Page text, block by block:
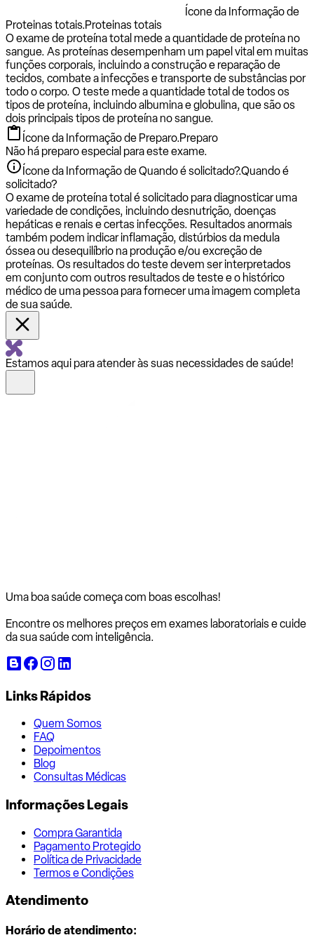
Ícone da Informação de
Proteinas totais.Proteinas totais
O exame de proteína total mede a quantidade de proteína no
sangue. As proteínas desempenham um papel vital em muitas
funções corporais, incluindo a construção e reparação de
tecidos, combate a infecções e transporte de substâncias por
todo o corpo. O teste mede a quantidade total de todos os
tipos de proteína, incluindo albumina e globulina, que são os
dois principais tipos de proteína no sangue.
Ícone da Informação de Preparo.Preparo
Não há preparo especial para este exame.
Ícone da Informação de Quando é solicitado?.Quando é
solicitado?
O exame de proteína total é solicitado para diagnosticar uma
variedade de condições, incluindo desnutrição, doenças
hepáticas e renais e certas infecções. Resultados anormais
também podem indicar inflamação, distúrbios da medula
óssea ou desequilíbrio na produção e/ou excreção de
proteínas. Os resultados do teste devem ser interpretados
em conjunto com outros resultados de teste e o histórico
médico de uma pessoa para fornecer uma imagem completa
de sua saúde.
Estamos aqui para atender às suas necessidades de saúde!
Uma boa saúde começa com boas escolhas!
Encontre os melhores preços em exames laboratoriais e cuide
da sua saúde com inteligência.
Links Rápidos
Quem Somos
FAQ
Depoimentos
Blog
Consultas Médicas
Informações Legais
Compra Garantida
Pagamento Protegido
Política de Privacidade
Termos e Condições
Atendimento
Horário de atendimento: